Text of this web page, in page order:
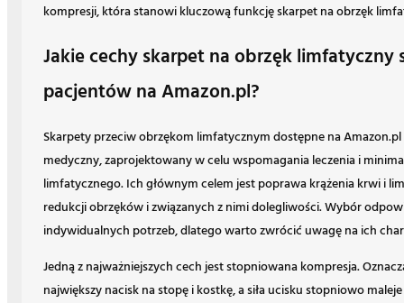
kompresji, która stanowi kluczową funkcję skarpet na obrzęk
Jakie cechy skarpet na obrzęk limfatyczny
pacjentów na Amazon.pl?
Skarpety przeciw obrzękom limfatycznym dostępne na
medyczny, zaprojektowany w celu wspomagania leczenia i
limfatycznego. Ich głównym celem jest poprawa krążenia krwi i
redukcji obrzęków i związanych z nimi dolegliwości. Wybór
indywidualnych potrzeb, dlatego warto zwrócić uwagę na ich
Jedną z najważniejszych cech jest stopniowana kompresja.
największy nacisk na stopę i kostkę, a siła ucisku stopniowo